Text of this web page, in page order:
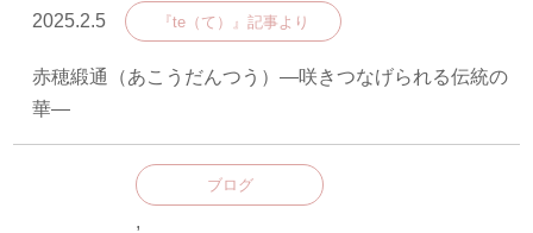
2025.2.5 『te（て）』記事より
赤穂緞通（あこうだんつう）―咲きつなげられる伝統の
華―
ブログ
,